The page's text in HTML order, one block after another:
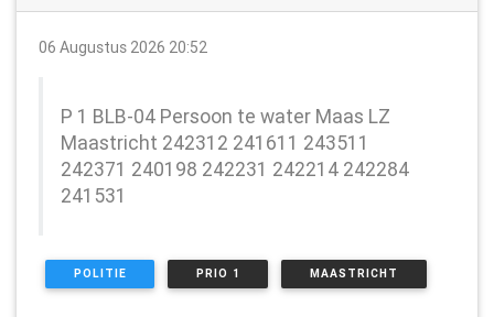
06 Augustus 2026 20:52
P 1 BLB-04 Persoon te water Maas LZ
Maastricht 242312 241611 243511
242371 240198 242231 242214 242284
241531
POLITIE PRIO 1 MAASTRICHT